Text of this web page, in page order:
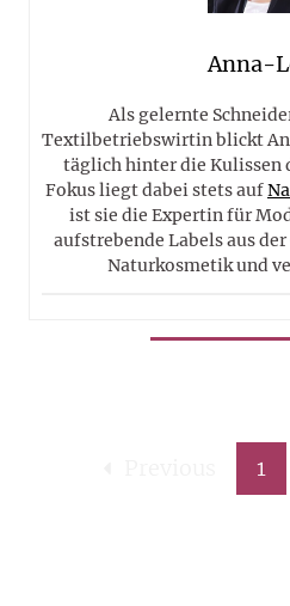
Anna-
Als gelernte
Textilbetriebswirtin blickt
täglich hinter die Kulissen
Fokus liegt dabei stets auf
ist sie die Expertin für
aufstrebende Labels aus
Naturkosmetik und
1